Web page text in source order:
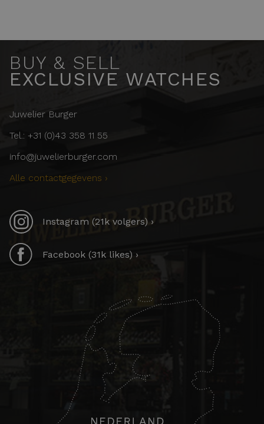
BUY & SELL
EXCLUSIVE WATCHES
Juwelier Burger
Tel.: +31 (0)43 358 11 55
info@juwelierburger.com
Alle contactgegevens ›
Instagram (21k volgers) ›
Facebook (31k likes) ›